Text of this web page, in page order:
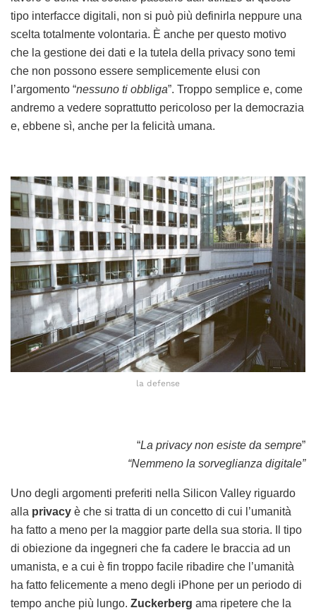
tipo interfacce digitali, non si può più definirla neppure una
scelta totalmente volontaria. È anche per questo motivo
che la gestione dei dati e la tutela della privacy sono temi
che non possono essere semplicemente elusi con
l’argomento “nessuno ti obbliga”. Troppo semplice e, come
andremo a vedere soprattutto pericoloso per la democrazia
e, ebbene sì, anche per la felicità umana.
la defense
“La privacy non esiste da sempre”
“Nemmeno la sorveglianza digitale”
Uno degli argomenti preferiti nella Silicon Valley riguardo
alla privacy è che si tratta di un concetto di cui l’umanità
ha fatto a meno per la maggior parte della sua storia. Il tipo
di obiezione da ingegneri che fa cadere le braccia ad un
umanista, e a cui è fin troppo facile ribadire che l’umanità
ha fatto felicemente a meno degli iPhone per un periodo di
tempo anche più lungo. Zuckerberg ama ripetere che la